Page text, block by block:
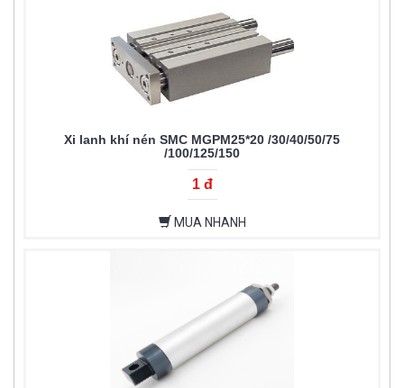
Xi lanh khí nén SMC MGPM25*20 /30/40/50/75
/100/125/150
1 đ
MUA NHANH